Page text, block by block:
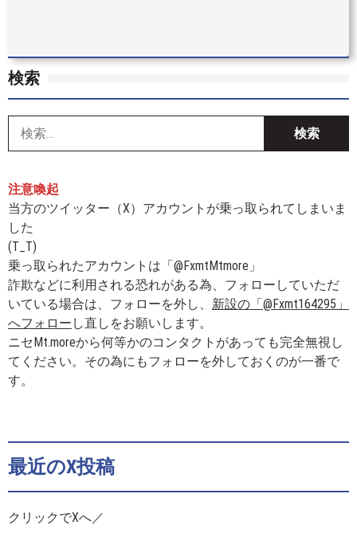
検索
注意喚起
当方のツイッター（X）アカウントが乗っ取られてしまいま
した
(T_T)
乗っ取られたアカウントは「@FxmtMtmore」
詐欺などに利用される恐れがある為、フォローしていただ
いている場合は、フォローを外し、 新設の「@Fxmt164295」
へフォロー し直しをお願いします。
ニセMt.moreから何等かのコンタクトがあっても完全無視し
てください。その為にもフォローを外しておくのが一番で
す。
最近のX投稿
クリックでXへ／